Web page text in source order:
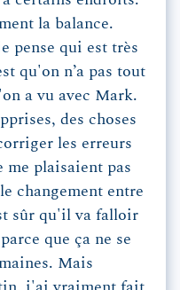
la balance.
pense qui est très
qu'on n’a pas tout
a vu avec Mark.
des choses
les erreurs
plaisaient pas
changement entre
sûr qu'il va falloir
que ça ne se
Mais